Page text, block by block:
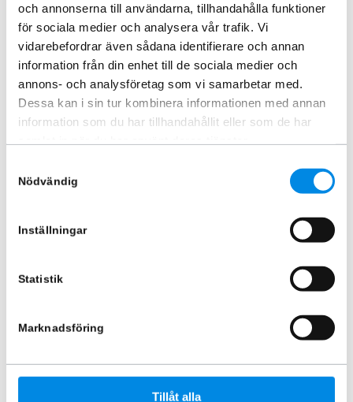
och annonserna till användarna, tillhandahålla funktioner
för sociala medier och analysera vår trafik. Vi
vidarebefordrar även sådana identifierare och annan
information från din enhet till de sociala medier och
annons- och analysföretag som vi samarbetar med.
Dessa kan i sin tur kombinera informationen med annan
information som du har tillhandahållit eller som de har
Nödvändig
Inställningar
Statistik
Marknadsföring
Tillåt alla
Strålkastarskydd till Volvo FH5
Clear
1 668,75kr
Lägg i varukorg
Instegsskydd förarsida Volvo